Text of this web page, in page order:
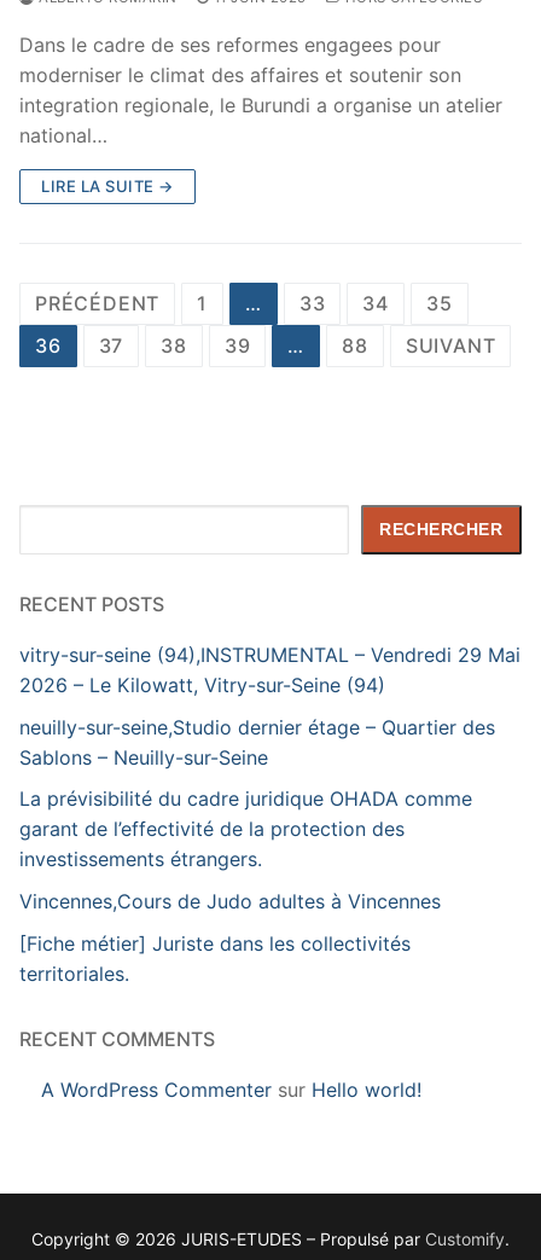
Dans le cadre de ses reformes engagees pour
moderniser le climat des affaires et soutenir son
integration regionale, le Burundi a organise un atelier
national…
LIRE LA SUITE →
Pagination
des
publications
PRÉCÉDENT 1 … 33 34
35
36
37 38 39 … 88 SUIVANT
RECHERCHER
RECENT POSTS
vitry-sur-seine (94),INSTRUMENTAL – Vendredi 29 Mai
2026 – Le Kilowatt, Vitry-sur-Seine (94)
neuilly-sur-seine,Studio dernier étage – Quartier des
Sablons – Neuilly-sur-Seine
La prévisibilité du cadre juridique OHADA comme
garant de l’effectivité de la protection des
investissements étrangers.
Vincennes,Cours de Judo adultes à Vincennes
[Fiche métier] Juriste dans les collectivités
territoriales.
RECENT COMMENTS
A WordPress Commenter sur Hello world!
Copyright © 2026 JURIS-ETUDES – Propulsé par Customify.